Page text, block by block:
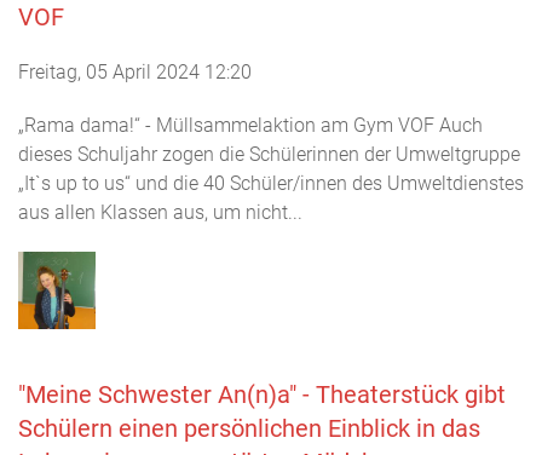
VOF
Freitag, 05 April 2024 12:20
„Rama dama!“ - Müllsammelaktion am Gym VOF Auch
dieses Schuljahr zogen die Schülerinnen der Umweltgruppe
„It`s up to us“ und die 40 Schüler/innen des Umweltdienstes
aus allen Klassen aus, um nicht...
"Meine Schwester An(n)a" - Theaterstück gibt
Schülern einen persönlichen Einblick in das